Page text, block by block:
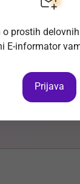
na delovnem
prostih
E-informator
Prijava